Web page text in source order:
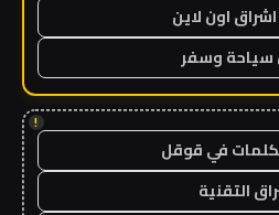
اون لاين
سياحة وسفر
!
في قوقل
التقنية